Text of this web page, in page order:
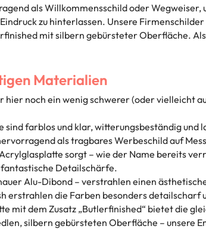
als Willkommensschild oder
zu hinterlassen. Unsere
mit silbern gebürsteter Oberfläche.
Materialien
hier noch ein wenig schwerer (oder vielleicht
sind farblos und klar, witterungsbeständig
als tragbares Werbeschild auf
sorgt – wie der Name bereits
Detailschärfe.
Alu-Dibond – verstrahlen einen
erstrahlen die Farben besonders detailscharf
mit dem Zusatz „Butlerfinished“ bietet die
silbern gebürsteten Oberfläche – unsere